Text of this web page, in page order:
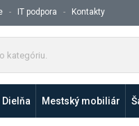
IT podpora Kontakty
d
j
t
Dielňa Mestský mobiliár